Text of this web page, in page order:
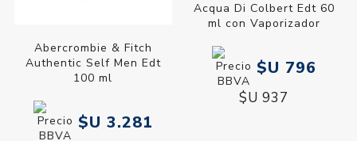
Abercrombie & Fitch
Authentic Self Men Edt
100 ml
$U 3.281
Acqua Di Colbert Edt 60
ml con Vaporizador
$U 796
$U 937